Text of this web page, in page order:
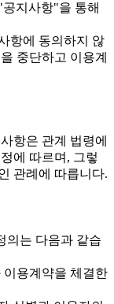
지사항"을 통해
항에 동의하지 않
중단하고 이용계
항은 관계 법령에
에 따르며, 그렇
관례에 따릅니다.
의는 다음과 같습
용계약을 체결한